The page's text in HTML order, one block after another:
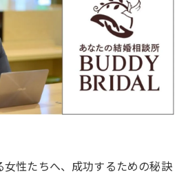
性たちへ、成功するための秘訣